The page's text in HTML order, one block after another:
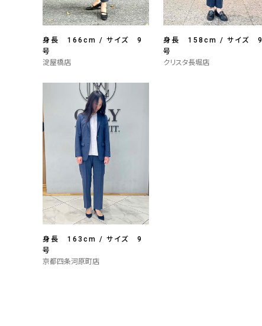
身長 166cm / サイズ 9
号
淀屋橋店
身長 158cm / サイズ 9
号
クリスタ長堀店
身長 163cm / サイズ 9
号
京都四条河原町店